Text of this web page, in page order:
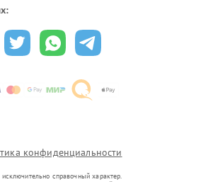
конфиденциальности
справочный характер.